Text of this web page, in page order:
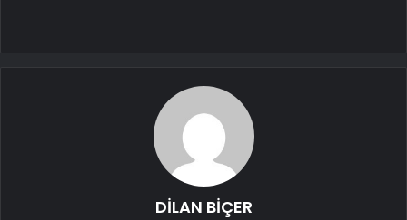
DİLAN BİÇER